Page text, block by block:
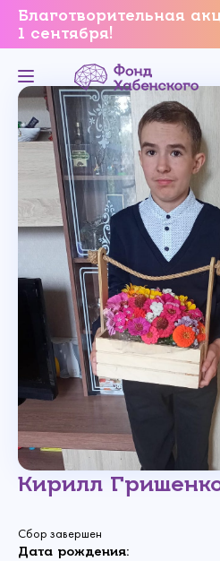
Благотворительная
1 сентября!
Кирилл
Сбор завершен
Дата рождения:
Вы уверены,
завершить
Да,
Нет,